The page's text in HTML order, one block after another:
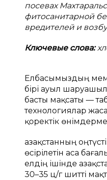
посевах
фитосанитарной
вредителей и
Ключевые слова:
Елбасымыздың
бірі ауыл
басты мақсаты —
технологиялар
қоректік
Қазақстанның
өсірілетін аса
елдің ішінде
30–35 ц/г шитті